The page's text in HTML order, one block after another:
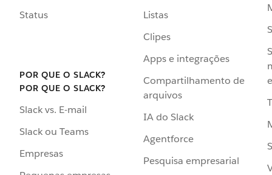
Status
POR QUE O SLACK?
POR QUE O SLACK?
Slack vs. E-mail
Slack ou Teams
Empresas
Listas
Clipes
Apps e integrações
Compartilhamento de
arquivos
IA do Slack
Agentforce
Pesquisa empresarial